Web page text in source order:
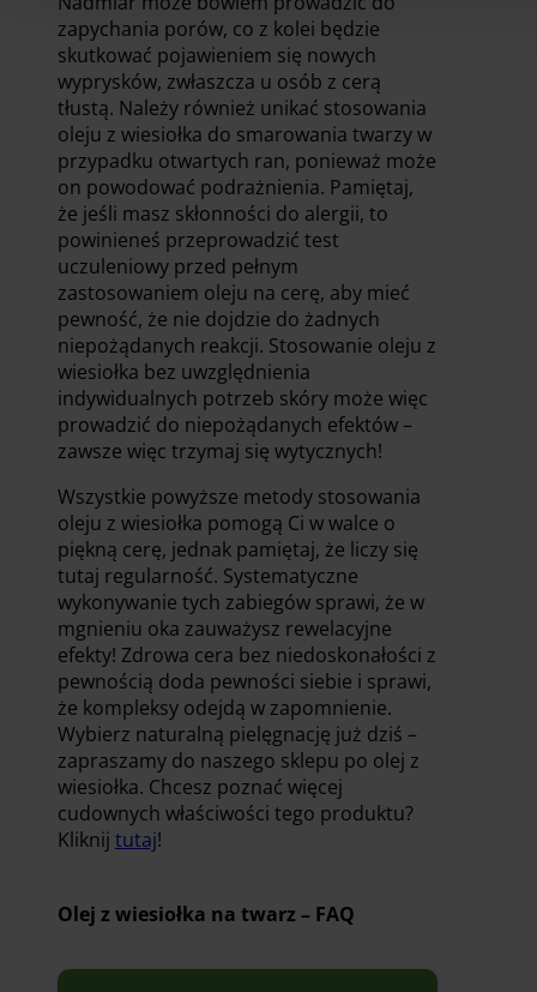
zapychania porów, co z kolei będzie
skutkować pojawieniem się nowych
wyprysków, zwłaszcza u osób z cerą
tłustą. Należy również unikać stosowania
oleju z wiesiołka do smarowania twarzy w
przypadku otwartych ran, ponieważ może
on powodować podrażnienia. Pamiętaj,
że jeśli masz skłonności do alergii, to
powinieneś przeprowadzić test
uczuleniowy przed pełnym
zastosowaniem oleju na cerę, aby mieć
pewność, że nie dojdzie do żadnych
niepożądanych reakcji. Stosowanie oleju z
wiesiołka bez uwzględnienia
indywidualnych potrzeb skóry może więc
prowadzić do niepożądanych efektów –
zawsze więc trzymaj się wytycznych!
Wszystkie powyższe metody stosowania
oleju z wiesiołka pomogą Ci w walce o
piękną cerę, jednak pamiętaj, że liczy się
tutaj regularność. Systematyczne
wykonywanie tych zabiegów sprawi, że w
mgnieniu oka zauważysz rewelacyjne
efekty! Zdrowa cera bez niedoskonałości z
pewnością doda pewności siebie i sprawi,
że kompleksy odejdą w zapomnienie.
Wybierz naturalną pielęgnację już dziś –
zapraszamy do naszego sklepu po olej z
wiesiołka. Chcesz poznać więcej
cudownych właściwości tego produktu?
Kliknij tutaj!
Olej z wiesiołka na twarz – FAQ